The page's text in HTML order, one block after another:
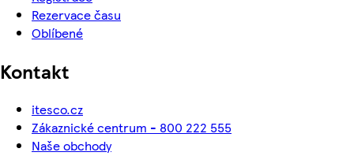
Rezervace času
Oblíbené
Kontakt
itesco.cz
Zákaznické centrum - 800 222 555
Naše obchody